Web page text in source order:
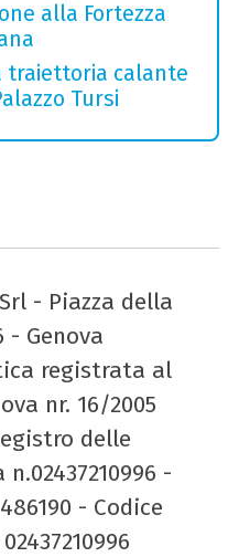
alla Fortezza
traiettoria calante
Tursi
- Piazza della
Genova
registrata al
nr. 16/2005
delle
-
- Codice